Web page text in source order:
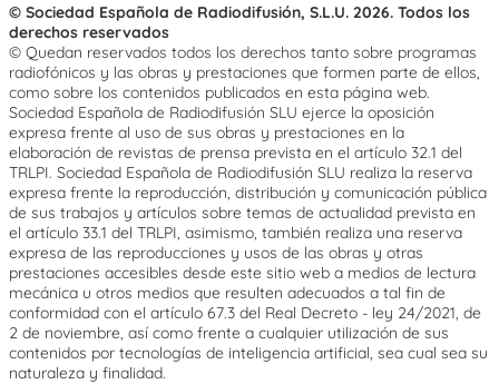
© Sociedad Española de Radiodifusión, S.L.U. 2026. Todos los
derechos reservados
© Quedan reservados todos los derechos tanto sobre programas
radiofónicos y las obras y prestaciones que formen parte de ellos,
como sobre los contenidos publicados en esta página web.
Sociedad Española de Radiodifusión SLU ejerce la oposición
expresa frente al uso de sus obras y prestaciones en la
elaboración de revistas de prensa prevista en el artículo 32.1 del
TRLPI. Sociedad Española de Radiodifusión SLU realiza la reserva
expresa frente la reproducción, distribución y comunicación pública
de sus trabajos y artículos sobre temas de actualidad prevista en
el artículo 33.1 del TRLPI, asimismo, también realiza una reserva
expresa de las reproducciones y usos de las obras y otras
prestaciones accesibles desde este sitio web a medios de lectura
mecánica u otros medios que resulten adecuados a tal fin de
conformidad con el artículo 67.3 del Real Decreto - ley 24/2021, de
2 de noviembre, así como frente a cualquier utilización de sus
contenidos por tecnologías de inteligencia artificial, sea cual sea su
naturaleza y finalidad.